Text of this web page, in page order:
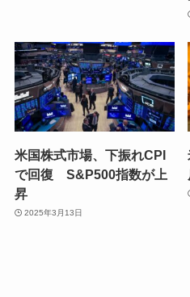
米国株式市場、下振れCPI
で回復 S&P500指数が上
昇
2025年3月13日